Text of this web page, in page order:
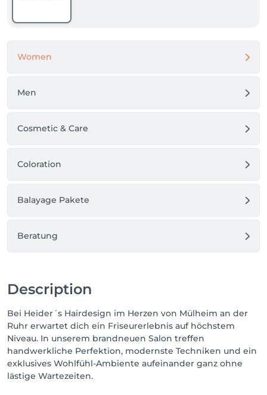
Women
Men
Cosmetic & Care
Coloration
Balayage Pakete
Beratung
Description
Bei Heider´s Hairdesign im Herzen von Mülheim an der
Ruhr erwartet dich ein Friseurerlebnis auf höchstem
Niveau. In unserem brandneuen Salon treffen
handwerkliche Perfektion, modernste Techniken und ein
exklusives Wohlfühl-Ambiente aufeinander ganz ohne
lästige Wartezeiten.